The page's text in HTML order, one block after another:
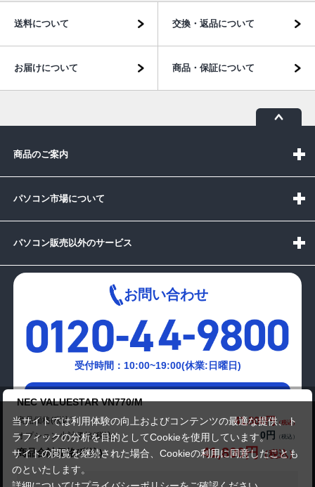
NEC VALUESTAR VN770/M
商品価格(税込) 41,800円
オプション小計価格(税込)
0円
商品合計価格(税込)
41,800円
送料について 交換・返品について
お届けについて 商品・保証について
商品のご案内
パソコン市場について
パソコン販売以外のサービス
お問い合わせ
受付時間：10:00~19:00(休業:日曜日)
メールでの
当サイトでは利用体験の向上およびコンテンツの最適な提供、ト
ラフィックの分析を目的としてCookieを使用しています。
サイトの閲覧を継続された場合、Cookieの利用に同意したことも
のといたします。